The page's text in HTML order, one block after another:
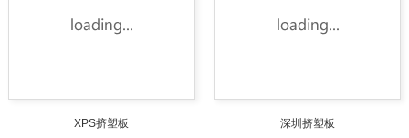
XPS挤塑板 深圳挤塑板